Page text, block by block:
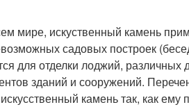
мире, искуственный камень
садовых построек
для отделки лоджий,
зданий и сооружений.
камень так, как ему